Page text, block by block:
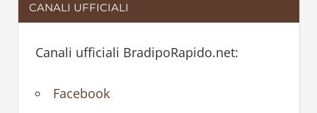
CANALI UFFICIALI
Canali ufficiali BradipoRapido.net:
Facebook